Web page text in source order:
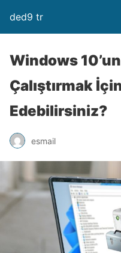
ded9 tr
Windows
Çalıştırmak
Edebilirsiniz?
esmail